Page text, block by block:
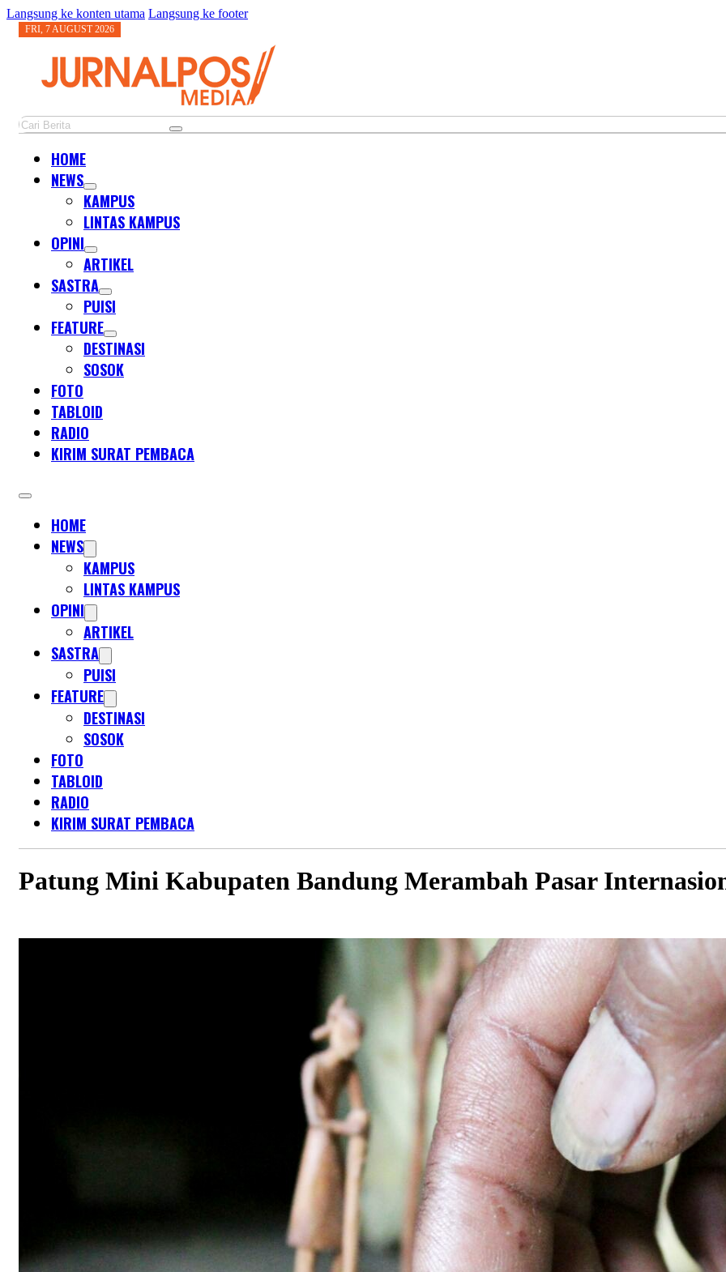
Langsung ke konten utama Langsung ke footer
FRI, 7 AUGUST 2026
Cari
HOME
NEWS
KAMPUS
LINTAS KAMPUS
OPINI
ARTIKEL
SASTRA
PUISI
FEATURE
DESTINASI
SOSOK
FOTO
TABLOID
RADIO
KIRIM SURAT PEMBACA
HOME
NEWS
KAMPUS
LINTAS KAMPUS
OPINI
ARTIKEL
SASTRA
PUISI
FEATURE
DESTINASI
SOSOK
FOTO
TABLOID
RADIO
KIRIM SURAT PEMBACA
Patung Mini Kabupaten Bandung Merambah Pasar